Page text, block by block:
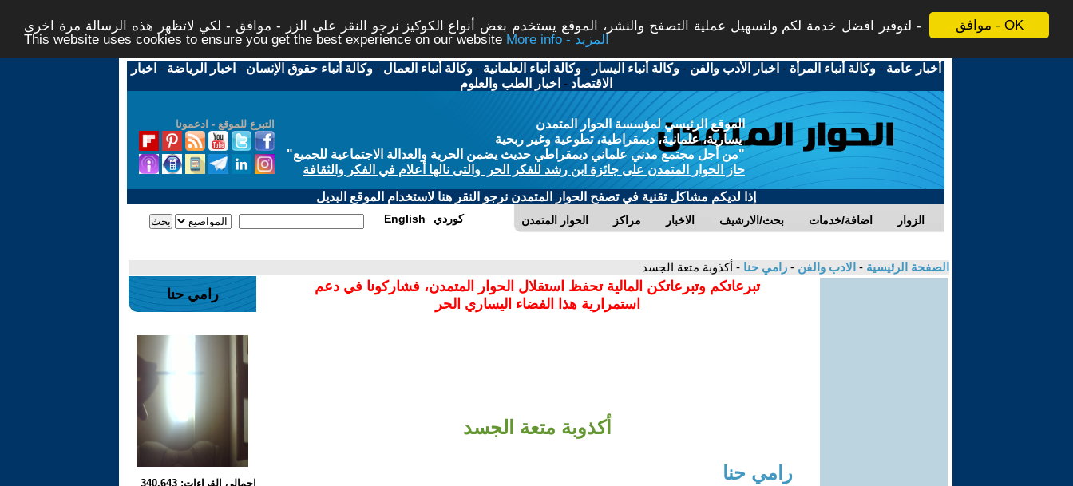
موافق - OK
لتوفير افضل خدمة لكم ولتسهيل عملية التصفح والنشر، الموقع يستخدم بعض أنواع الكوكيز نرجو النقر على الزر - موافق - لكي لاتظهر هذه الرسالة مرة اخرى -
This website uses cookies to ensure you get the best experience on our website
More info - المزيد
أخبار عامة -وكالة أنباء المرأة - اخبار الأدب والفن -وكالة أنباء اليسار -وكالة أنباء العلمانية -وكالة أنباء العمال -وكالة أنباء حقوق الإنسان - اخبار الرياضة - اخبار
الاقتصاد - اخبار الطب والعلوم
التبرع للموقع - ادعمونا
الموقع الرئيسي لمؤسسة الحوار المتمدن
يسارية، علمانية، ديمقراطية، تطوعية وغير ربحية
"من أجل مجتمع مدني علماني ديمقراطي حديث يضمن الحرية والعدالة الاجتماعية للجميع"
حاز الحوار المتمدن على جائزة ابن رشد للفكر الحر والتى نالها أعلام في الفكر والثقافة
إذا لديكم مشاكل تقنية في تصفح الحوار المتمدن نرجو النقر هنا لاستخدام الموقع البديل
الحوار المتمدن مراكز الاخبار بحث/الارشيف اضافة/خدمات الزوار English كوردي
الصفحة الرئيسية - الادب والفن - رامي حنا - أكذوبة متعة الجسد
تبرعاتكم وتبرعاتكن المالية تحفظ استقلال الحوار المتمدن، فشاركونا في دعم
استمرارية هذا الفضاء اليساري الحر
أكذوبة متعة الجسد
رامي حنا
رامي حنا
إجمالي القراءات: 340,643